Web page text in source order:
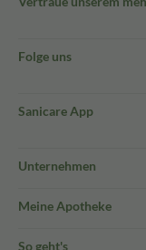
Folge uns
Sanicare App
Unternehmen
Meine Apotheke
So geht's